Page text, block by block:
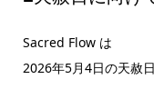
Sacred Flow は
2026年5月4日の天赦